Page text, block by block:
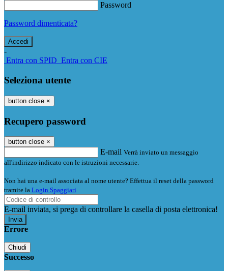
Password
Password dimenticata?
-
Entra con SPID Entra con CIE
Seleziona utente
button close ×
Recupero password
button close ×
E-mail Verrà inviato un messaggio
all'indirizzo indicato con le istruzioni necessarie.
Non hai una e-mail associata al nome utente? Effettua il reset della password
tramite la Login Spaggiari
E-mail inviata, si prega di controllare la casella di posta elettronica!
Errore
Chiudi
Successo